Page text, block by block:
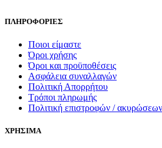
ΠΛΗΡΟΦΟΡΙΕΣ
Ποιοι είμαστε
Όροι χρήσης
Όροι και προϋποθέσεις
Ασφάλεια συναλλαγών
Πολιτική Απορρήτου
Τρόποι πληρωμής
Πολιτική επιστροφών /
ΧΡΗΣΙΜΑ